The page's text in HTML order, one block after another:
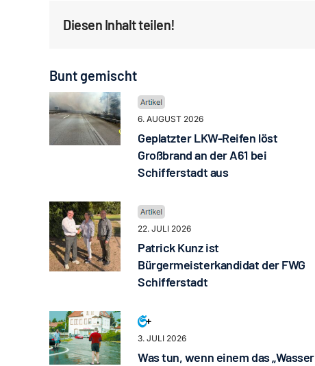
Diesen Inhalt teilen!
Bunt gemischt
6. AUGUST 2026
Geplatzter LKW-Reifen löst
Großbrand an der A61 bei
Schifferstadt aus
22. JULI 2026
Patrick Kunz ist
Bürgermeisterkandidat der FWG
Schifferstadt
3. JULI 2026
Was tun, wenn einem das „Wasser